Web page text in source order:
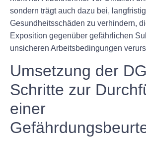
sondern trägt auch dazu bei,
Gesundheitsschäden zu verhindern,
Exposition gegenüber gefährlichen
unsicheren Arbeitsbedingungen
Umsetzung der
Schritte zur
einer